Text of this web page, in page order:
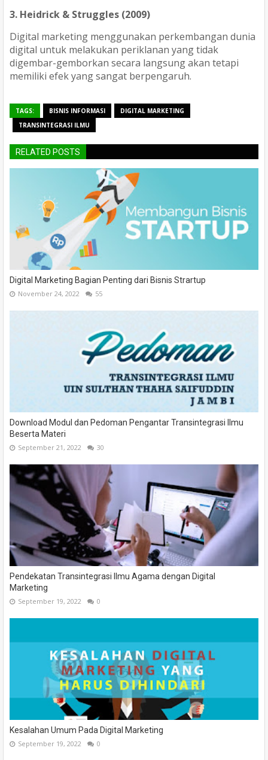
3. Heidrick & Struggles (2009)
Digital marketing menggunakan perkembangan dunia
digital untuk melakukan periklanan yang tidak
digembar-gemborkan secara langsung akan tetapi
memiliki efek yang sangat berpengaruh.
TAGS: BISNIS INFORMASI
DIGITAL MARKETING
TRANSINTEGRASI ILMU
RELATED POSTS
Digital Marketing Bagian Penting dari Bisnis Strartup
November 24, 2022 55
Download Modul dan Pedoman Pengantar Transintegrasi Ilmu
Beserta Materi
September 21, 2022 30
Pendekatan Transintegrasi Ilmu Agama dengan Digital
Marketing
September 19, 2022 0
Kesalahan Umum Pada Digital Marketing
September 19, 2022 0